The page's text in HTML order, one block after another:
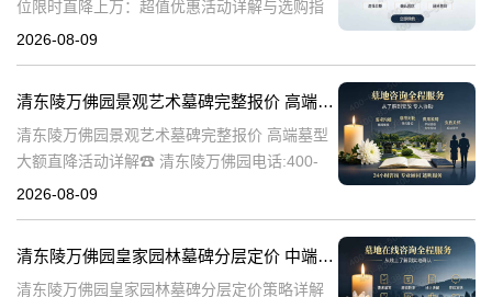
位限时直降上万：超值优惠活动详解与选购指
南☎ 清东陵万佛园电话:400-838-5063清东陵
2026-08-09
清东陵万佛园景观艺术墓碑完整报价 高端墓型大额直降活动详解
清东陵万佛园景观艺术墓碑完整报价 高端墓型
大额直降活动详解☎ 清东陵万佛园电话:400-
838-5063清东陵万佛园，作为中国著名的皇家
2026-08-09
清东陵万佛园皇家园林墓碑分层定价 中端墓位限时大额让利详解及优惠福利
清东陵万佛园皇家园林墓碑分层定价策略详解